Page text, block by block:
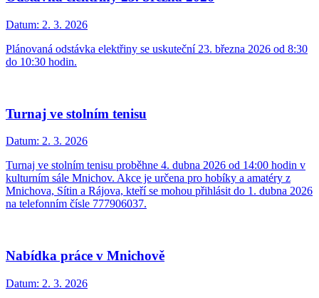
Datum: 2. 3. 2026
Plánovaná odstávka elektřiny se uskuteční 23. března 2026 od 8:30
do 10:30 hodin.
Turnaj ve stolním tenisu
Datum: 2. 3. 2026
Turnaj ve stolním tenisu proběhne 4. dubna 2026 od 14:00 hodin v
kulturním sále Mnichov. Akce je určena pro hobíky a amatéry z
Mnichova, Sítin a Rájova, kteří se mohou přihlásit do 1. dubna 2026
na telefonním čísle 777906037.
Nabídka práce v Mnichově
Datum: 2. 3. 2026